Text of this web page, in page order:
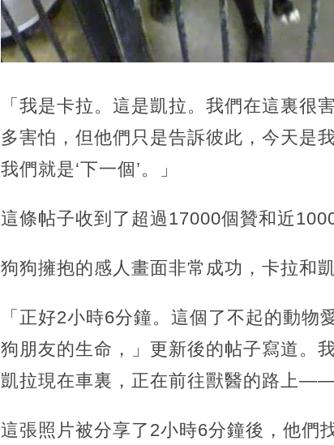
「我是卡拉。這是凱拉。我們在這裏很
多害怕，但他們只是告訴彼此，今天是
我們就是‘下一個’。」
這條帖子收到了超過17000個贊和近
狗狗擁抱的感人畫面非常成功，卡拉和
「正好2小時6分鐘。這個了不起的動
狗朋友的生命，」更新後的帖子寫道。
凱拉現在車裏，正在前往獸醫的路上——
這張照片被分享了2小時6分鐘後，他們